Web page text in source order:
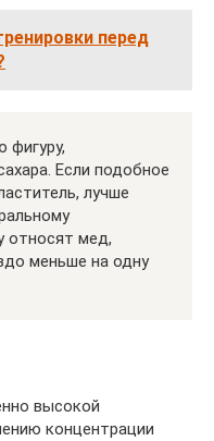
перед
фигуру,
Если подобное
лучше
относят мед,
меньше на одну
высокой
концентрации